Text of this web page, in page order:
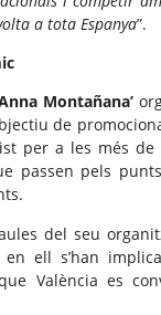
a tota Espanya”.
Montañana’
de
per a les més
passen pels
del seu
ell s’han
València es